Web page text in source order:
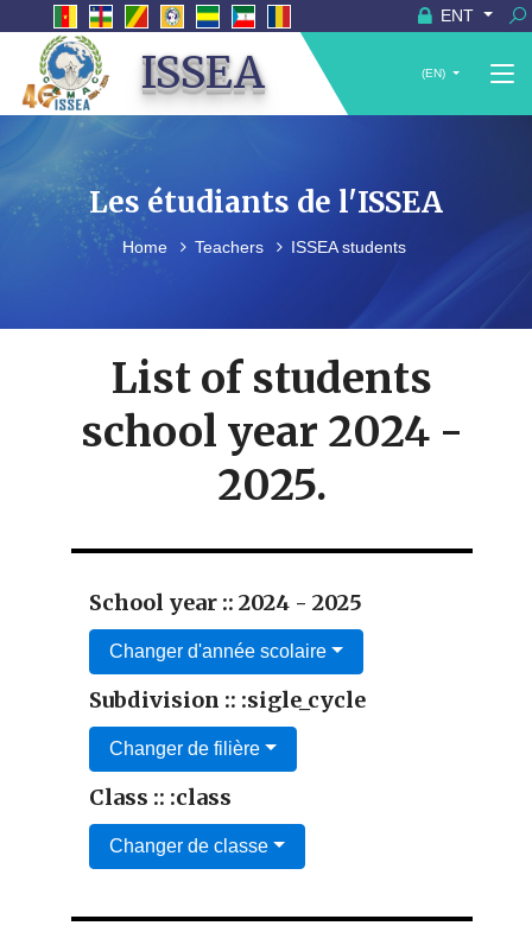
ENT
ISSEA (EN)
Les étudiants de l'ISSEA
Home Teachers ISSEA students
List of students
school year 2024 -
2025.
School year :: 2024 - 2025
Changer d'année scolaire
Subdivision :: :sigle_cycle
Changer de filière
Class :: :class
Changer de classe